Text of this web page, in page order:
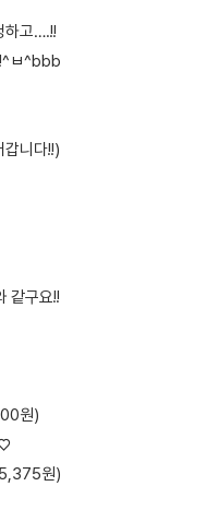
하고….!!
ㅂ^bbb
니다!!)
같구요!!
원)
원)